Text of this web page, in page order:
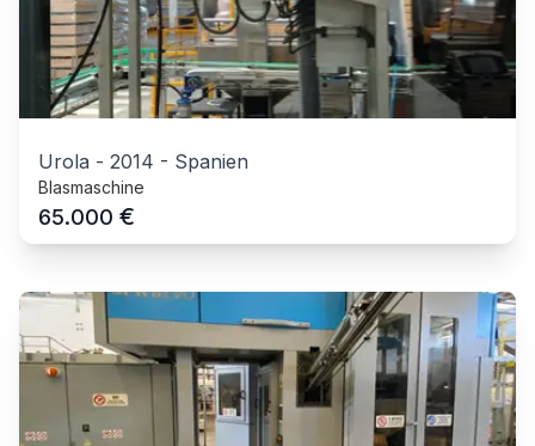
Urola - 2014 - Spanien
Blasmaschine
65.000 €